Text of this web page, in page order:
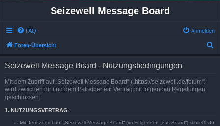
Seizewell Message Board
FAQ Anmelden
Foren-Übersicht
Seizewell Message Board - Nutzungsbedingungen
Mit dem Zugriff auf „Seizewell Message Board“ („https://seizewell.de/forum“)
wird zwischen dir und dem Betreiber ein Vertrag mit folgenden Regelungen
geschlossen:
1. NUTZUNGSVERTRAG
Mit dem Zugriff auf „Seizewell Message Board“ (im Folgenden „das Board“) schließt du